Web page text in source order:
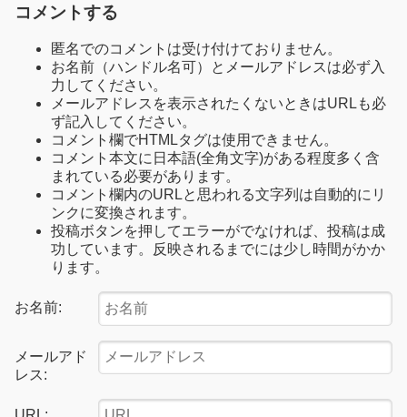
コメントする
匿名でのコメントは受け付けておりません。
お名前（ハンドル名可）とメールアドレスは必ず入
力してください。
メールアドレスを表示されたくないときはURLも必
ず記入してください。
コメント欄でHTMLタグは使用できません。
コメント本文に日本語(全角文字)がある程度多く含
まれている必要があります。
コメント欄内のURLと思われる文字列は自動的にリ
ンクに変換されます。
投稿ボタンを押してエラーがでなければ、投稿は成
功しています。反映されるまでには少し時間がかか
ります。
お名前:
メールアド
レス: